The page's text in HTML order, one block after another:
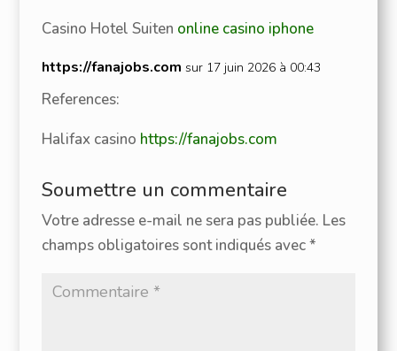
Casino Hotel Suiten online casino iphone
https://fanajobs.com sur 17 juin 2026 à 00:43
References:
Halifax casino https://fanajobs.com
Soumettre un commentaire
Votre adresse e-mail ne sera pas publiée. Les
champs obligatoires sont indiqués avec*